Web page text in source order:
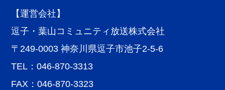
【運営会社】
逗子・葉山コミュニティ放送株式会社
〒249-0003 神奈川県逗子市池子2-5-6
TEL：046-870-3313
FAX：046-870-3323